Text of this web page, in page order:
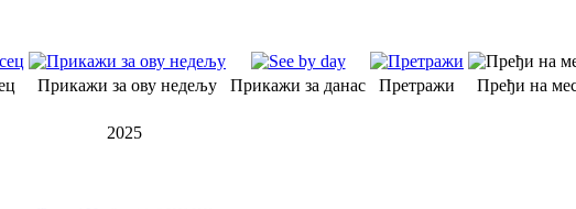
Прикажи за ову недељу Прикажи за данас Претражи
Пређи на
2025